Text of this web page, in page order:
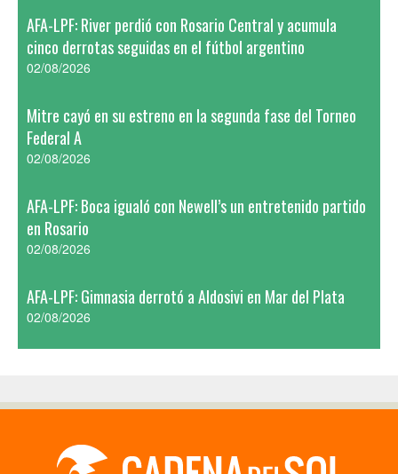
AFA-LPF: River perdió con Rosario Central y acumula
cinco derrotas seguidas en el fútbol argentino
02/08/2026
Mitre cayó en su estreno en la segunda fase del Torneo
Federal A
02/08/2026
AFA-LPF: Boca igualó con Newell’s un entretenido partido
en Rosario
02/08/2026
AFA-LPF: Gimnasia derrotó a Aldosivi en Mar del Plata
02/08/2026